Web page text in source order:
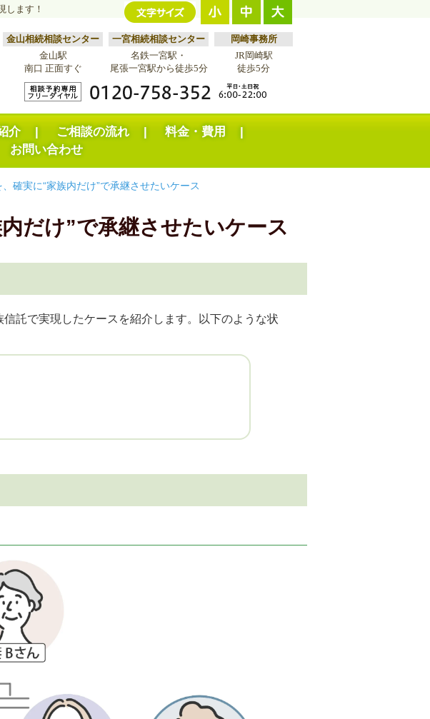
します！
金山相続相談センター
金山駅
南口 正面すぐ
一宮相続相談センター
名鉄一宮駅・
尾張一宮駅から徒歩5分
岡崎事務所
JR岡崎駅
徒歩5分
介 ご相談の流れ
料金・費用
お問い合わせ
確実に“家族内だけ”で承継させたいケース
だけ”で承継させたいケース
託で実現したケースを紹介します。以下のような状